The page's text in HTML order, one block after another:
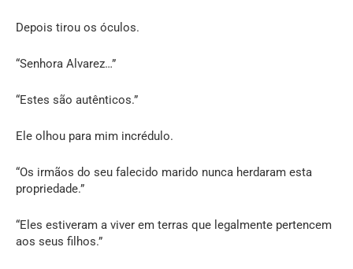
Depois tirou os óculos.
“Senhora Alvarez…”
“Estes são autênticos.”
Ele olhou para mim incrédulo.
“Os irmãos do seu falecido marido nunca herdaram esta
propriedade.”
“Eles estiveram a viver em terras que legalmente pertencem
aos seus filhos.”